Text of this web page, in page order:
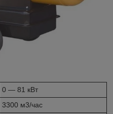
0 — 81 кВт
3300 м3/час